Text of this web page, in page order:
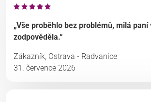
„Vše proběhlo bez problémů, milá paní
zodpověděla.“
Zákazník, Ostrava - Radvanice
31. července 2026